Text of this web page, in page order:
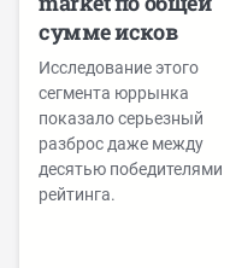
сумме исков
Исследование этого
сегмента юррынка
показало серьезный
разброс даже между
десятью победителями
рейтинга.